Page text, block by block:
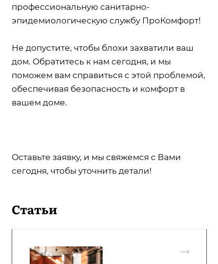
профессиональную санитарно-
эпидемиологическую службу ПроКомфорт!
Не допустите, чтобы блохи захватили ваш
дом. Обратитесь к нам сегодня, и мы
поможем вам справиться с этой проблемой,
обеспечивая безопасность и комфорт в
вашем доме.
Оставьте заявку, и мы свяжемся с Вами
сегодня, чтобы уточнить детали!
Статьи